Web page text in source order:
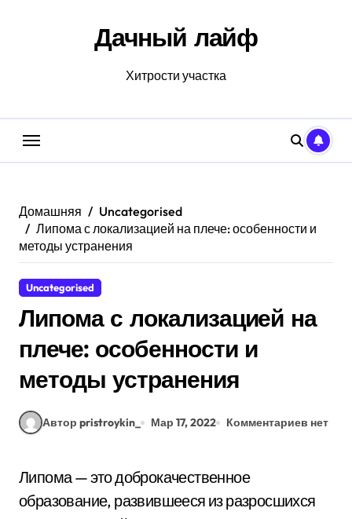
Дачный лайф
Хитрости участка
Домашняя
Uncategorised
Липома с локализацией на плече: особенности и
методы устранения
Uncategorised
Липома с локализацией на
плече: особенности и
методы устранения
Автор pristroykin_ Мар 17, 2022 Комментариев нет
Липома — это доброкачественное
образование, развившееся из разросшихся